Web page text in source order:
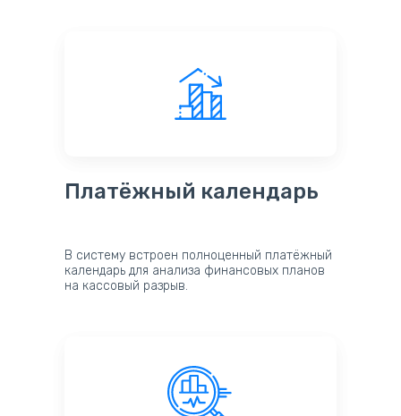
Платёжный календарь
В систему встроен полноценный платёжный
календарь для анализа финансовых планов
на кассовый разрыв.